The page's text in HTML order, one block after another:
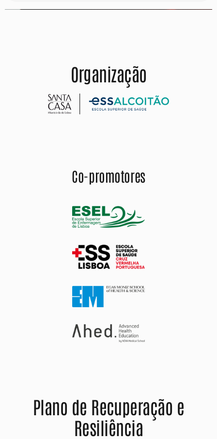
Organização
Co-promotores
Plano de Recuperação e
Resiliência